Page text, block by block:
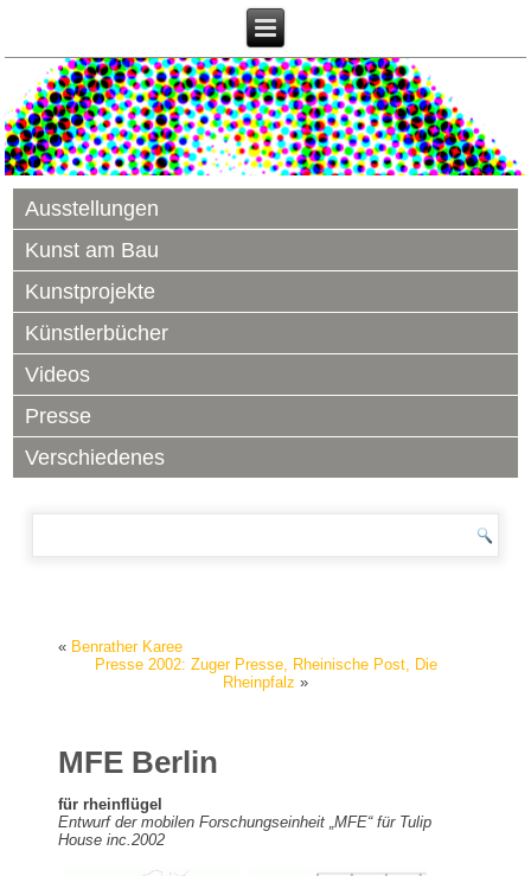
Ausstellungen
Kunst am Bau
Kunstprojekte
Künstlerbücher
Videos
Presse
Verschiedenes
« Benrather Karee
Presse 2002: Zuger Presse, Rheinische Post, Die
Rheinpfalz »
MFE Berlin
für rheinflügel
Entwurf der mobilen Forschungseinheit „MFE“ für Tulip
House inc.2002